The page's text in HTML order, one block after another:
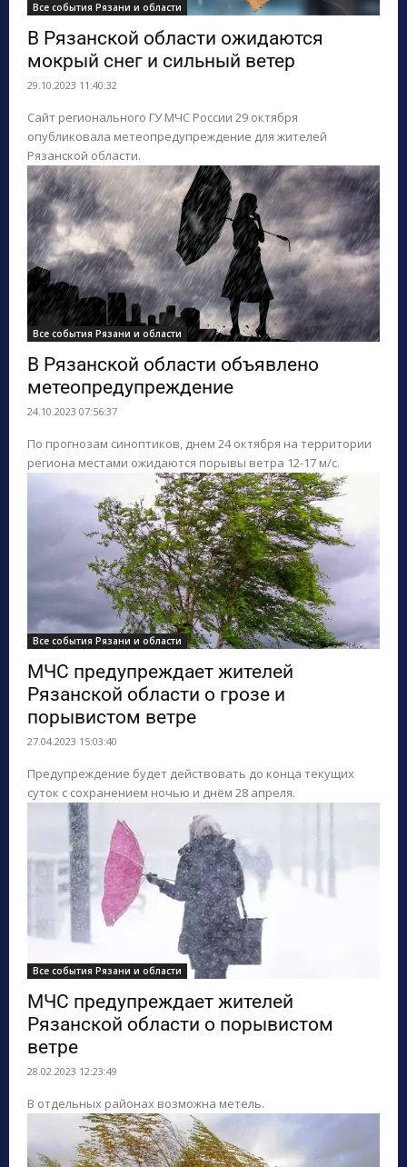
Все события Рязани и области
В Рязанской области ожидаются
мокрый снег и сильный ветер
29.10.2023 11:40:32
Сайт регионального ГУ МЧС России 29 октября
опубликовала метеопредупреждение для жителей
Рязанской области.
Все события Рязани и области
В Рязанской области объявлено
метеопредупреждение
24.10.2023 07:56:37
По прогнозам синоптиков, днем 24 октября на территории
региона местами ожидаются порывы ветра 12-17 м/с.
Все события Рязани и области
МЧС предупреждает жителей
Рязанской области о грозе и
порывистом ветре
27.04.2023 15:03:40
Предупреждение будет действовать до конца текущих
суток с сохранением ночью и днём 28 апреля.
Все события Рязани и области
МЧС предупреждает жителей
Рязанской области о порывистом
ветре
28.02.2023 12:23:49
В отдельных районах возможна метель.